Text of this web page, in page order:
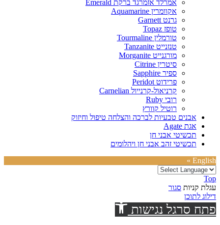
אמרלד אזמרגד ברקת Emerald
אקוומרין Aquamarine
גרנט Garnett
טופז Topaz
טורמלין Tourmaline
טנזנייט Tanzanite
מורגנייט Morganite
סיטרין Citrine
ספיר Sapphire
פרידוט Peridot
קרניאול-קרנייול Carnelian
רובי Ruby
רוטיל קוורץ
אבנים טבעיות לברכה והצלחה טיפול וחיזוק
אגת Agate
תכשיטי אבני חן
תכשיטי זהב אבני חן ויהלומים
English »
Top
עגלת קניות סגור
דילוג לתוכן
פתח סרגל נגישות